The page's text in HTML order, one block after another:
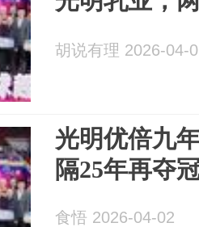
胡说有理 2026-04-
光明优倍九
隔25年再夺
食悟 2026-04-02